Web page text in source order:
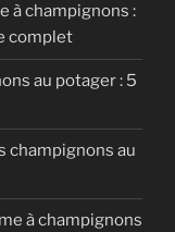
à champignons :
complet
au potager : 5
champignons au
à champignons